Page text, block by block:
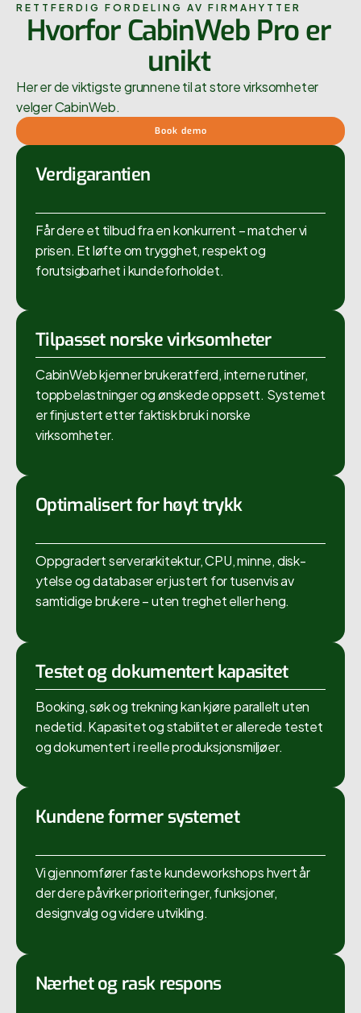
RETTFERDIG FORDELING AV FIRMAHYTTER
Hvorfor CabinWeb Pro er
unikt
Her er de viktigste grunnene til at store virksomheter
velger CabinWeb.
Book demo
Verdigarantien
Får dere et tilbud fra en konkurrent – matcher vi
prisen. Et løfte om trygghet, respekt og
forutsigbarhet i kundeforholdet.
Tilpasset norske virksomheter
CabinWeb kjenner brukeratferd, interne rutiner,
toppbelastninger og ønskede oppsett. Systemet
er finjustert etter faktisk bruk i norske
virksomheter.
Optimalisert for høyt trykk
Oppgradert serverarkitektur, CPU, minne, disk-
ytelse og databaser er justert for tusenvis av
samtidige brukere – uten treghet eller heng.
Testet og dokumentert kapasitet
Booking, søk og trekning kan kjøre parallelt uten
nedetid. Kapasitet og stabilitet er allerede testet
og dokumentert i reelle produksjonsmiljøer.
Kundene former systemet
Vi gjennomfører faste kundeworkshops hvert år
der dere påvirker prioriteringer, funksjoner,
designvalg og videre utvikling.
Nærhet og rask respons